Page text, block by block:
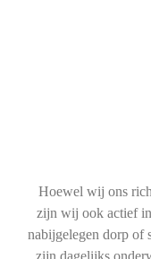
Hoewel wij ons
zijn wij ook actief
nabijgelegen dorp of
zijn dagelijks